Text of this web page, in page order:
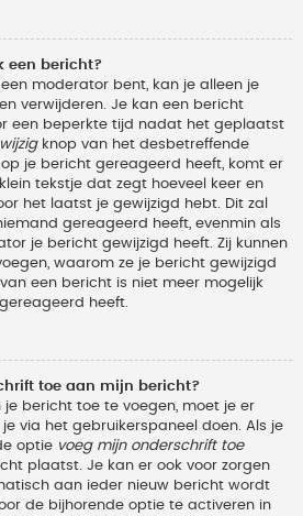
een bericht?
moderator bent, kan je alleen je
verwijderen. Je kan een bericht
een beperkte tijd nadat het geplaatst
wijzigknop van het desbetreffende
je bericht gereageerd heeft, komt er
tekstje dat zegt hoeveel keer en
het laatst je gewijzigd hebt. Dit zal
gereageerd heeft, evenmin als
je bericht gewijzigd heeft. Zij kunnen
waarom ze je bericht gewijzigd
een bericht is niet meer mogelijk
heeft.
toe aan mijn bericht?
bericht toe te voegen, moet je er
via het gebruikerspaneel doen. Als je
optie voeg mijn onderschrift toe
plaatst. Je kan er ook voor zorgen
aan ieder nieuw bericht wordt
de bijhorende optie te activeren in